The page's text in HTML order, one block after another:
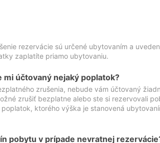
rezervácie sú určené ubytovaním a
zaplatíte priamo ubytovaniu.
účtovaný nejaký poplatok?
zrušenia, nebude vám účtovaný
zrušiť bezplatne alebo ste si rezervovali
ktorého výška je stanovená
pobytu v prípade nevratnej